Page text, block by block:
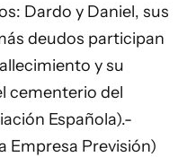
Dardo y Daniel, sus
deudos participan
y su
cementerio del
Española).-
Empresa Previsión)